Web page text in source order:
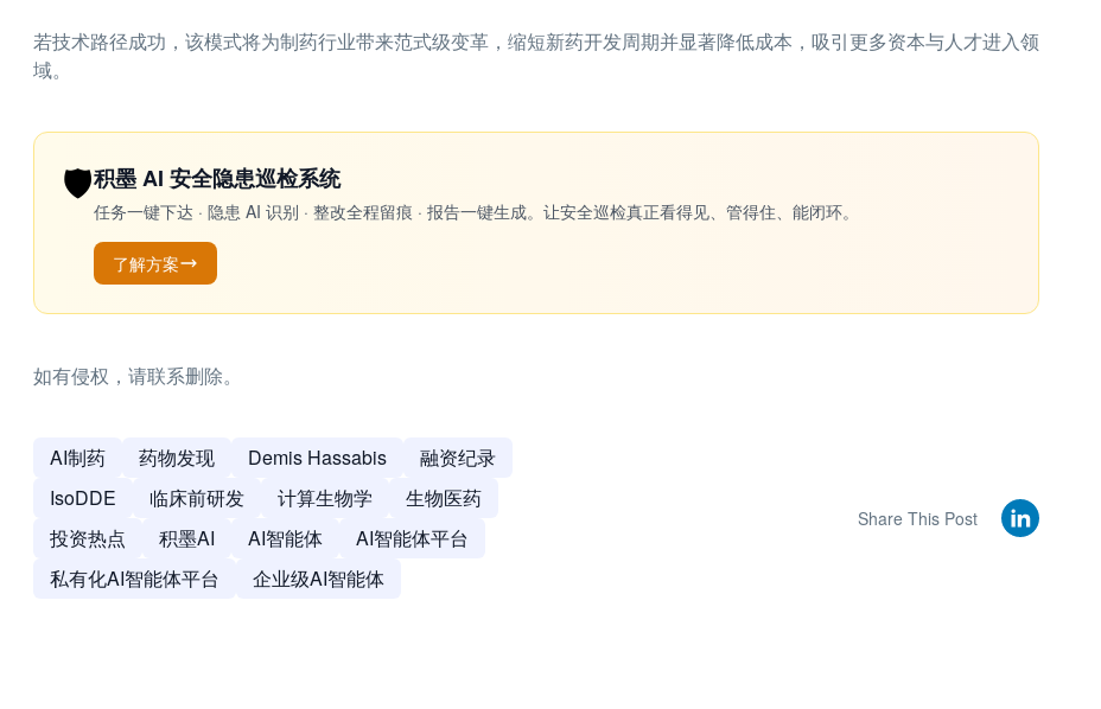
若技术路径成功，该模式将为制药行业带来范式级变革，缩短新药开发周期并显著降低成本，吸引更多资本与人才进入领
域。
🛡️积墨 AI 安全隐患巡检系统
任务一键下达 · 隐患 AI 识别 · 整改全程留痕 · 报告一键生成。让安全巡检真正看得见、管得住、能闭环。
了解方案
如有侵权，请联系删除。
AI制药 药物发现 Demis Hassabis
融资纪录
IsoDDE
临床前研发 计算生物学
生物医药
投资热点
积墨AI AI智能体
AI智能体平台
私有化AI智能体平台
企业级AI智能体
Share This Post